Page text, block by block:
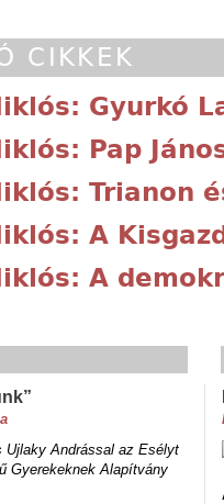
CIKKEK
Gyurkó
Pap
Trianon
A
A
Ujlaky Andrással az Esélyt
Gyerekeknek Alapítvány